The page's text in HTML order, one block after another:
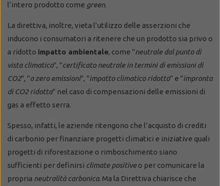
l’intero prodotto come green.
La direttiva, inoltre, vieta l’utilizzo delle asserzioni che
inducono i consumatori a ritenere che un prodotto sia privo o
a ridotto impatto ambientale, come "neutrale dal punto di
vista climatico", "certificato neutrale in termini di emissioni di
CO2", "a zero emissioni", "impatto climatico ridotto" e "impronta
di CO2 ridotta" nel caso di compensazioni delle emissioni di
gas a effetto serra.
Spesso, infatti, le aziende ritengono che l’acquisto di crediti
di carbonio per finanziare progetti climatici e iniziative quali
progetti di riforestazione o rimboschimento siano
sufficienti per definirsi climate positiveo per comunicare la
propria neutralità carbonica. Ma la Direttiva chiarisce che